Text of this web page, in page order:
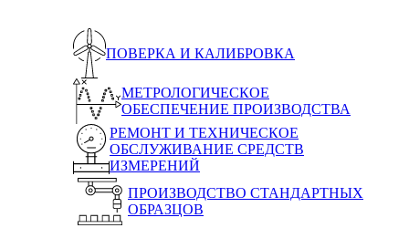
ПОВЕРКА И КАЛИБРОВКА
МЕТРОЛОГИЧЕСКОЕ
ОБЕСПЕЧЕНИЕ ПРОИЗВОДСТВА
РЕМОНТ И ТЕХНИЧЕСКОЕ
ОБСЛУЖИВАНИЕ СРЕДСТВ
ИЗМЕРЕНИЙ
ПРОИЗВОДСТВО СТАНДАРТНЫХ
ОБРАЗЦОВ